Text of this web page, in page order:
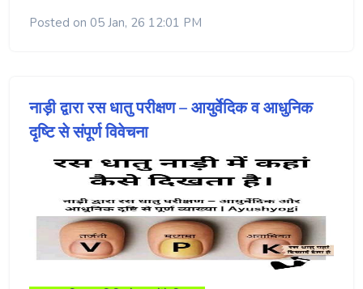
Posted on 05 Jan, 26 12:01 PM
नाड़ी द्वारा रस धातु परीक्षण – आयुर्वेदिक व आधुनिक
दृष्टि से संपूर्ण विवेचना